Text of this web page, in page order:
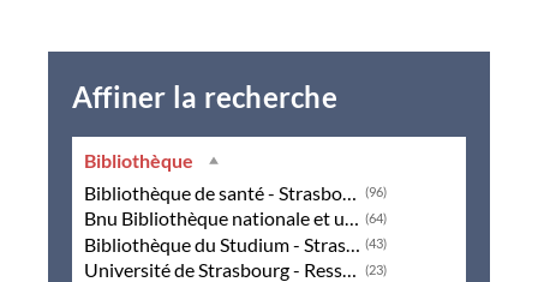
Affiner la recherche
Bibliothèque
(96)
Bnu Bibliothèque nationale et universitaire - Strasbourg (64)
(43)
Université de Strasbourg - Ressources en ligne (23)